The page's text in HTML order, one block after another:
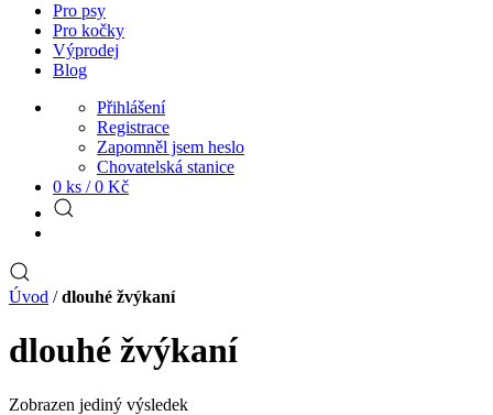
Pro psy
Pro kočky
Výprodej
Blog
Přihlášení
Registrace
Zapomněl jsem heslo
Chovatelská stanice
0 ks / 0 Kč
Úvod /dlouhé žvýkaní
dlouhé žvýkaní
Zobrazen jediný výsledek